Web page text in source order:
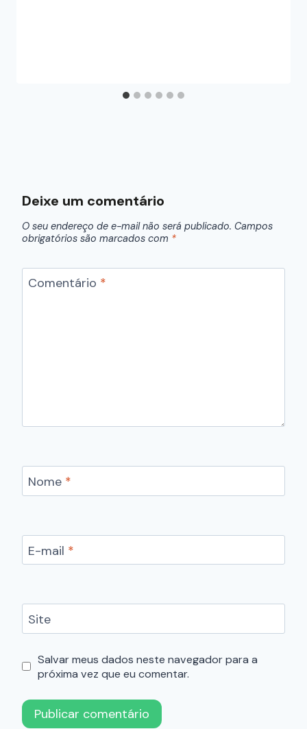
Deixe um comentário
O seu endereço de e-mail não será publicado. Campos
obrigatórios são marcados com *
Comentário *
Nome *
E-mail *
Site
Salvar meus dados neste navegador para a
próxima vez que eu comentar.